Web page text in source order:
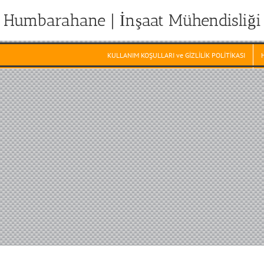
Humbarahane | İnşaat Mühendisliği
KULLANIM KOŞULLARI ve GİZLİLİK POLİTİKASI